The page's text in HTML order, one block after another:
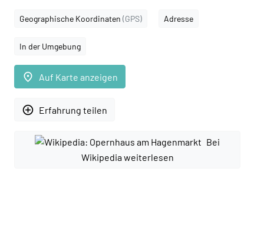
Geographische Koordinaten (GPS) Adresse
In der Umgebung
place Auf Karte anzeigen
add_circle_outline Erfahrung teilen
Bei
Wikipedia weiterlesen